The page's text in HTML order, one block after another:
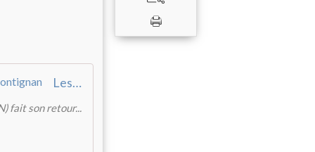
Les addicts de la littérature noire se donnent rendez-vous à Frontignan
fait son retour...